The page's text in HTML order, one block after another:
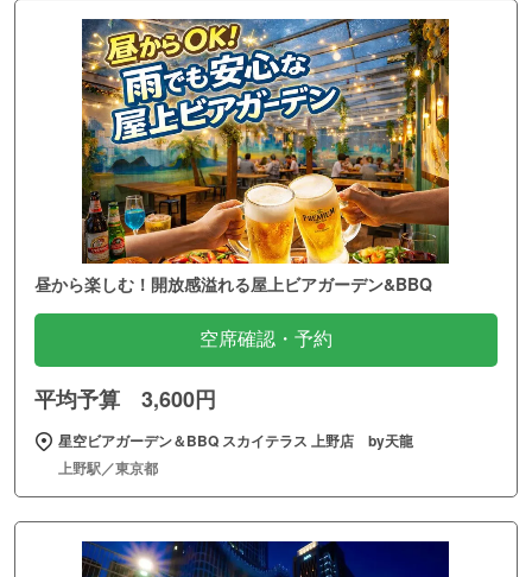
昼から楽しむ！開放感溢れる屋上ビアガーデン&BBQ
空席確認・予約
平均予算 3,600円
星空ビアガーデン＆BBQ スカイテラス 上野店 by天龍
上野駅／東京都